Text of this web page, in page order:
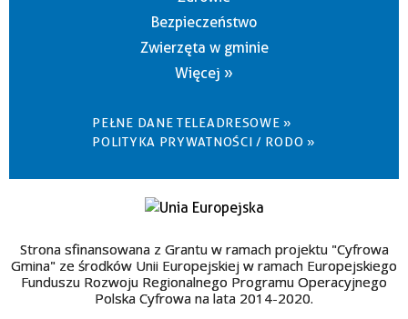
Bezpieczeństwo
Zwierzęta w gminie
Więcej »
PEŁNE DANE TELEADRESOWE »
POLITYKA PRYWATNOŚCI / RODO »
Strona sfinansowana z Grantu w ramach projektu "Cyfrowa
Gmina" ze środków Unii Europejskiej w ramach Europejskiego
Funduszu Rozwoju Regionalnego Programu Operacyjnego
Polska Cyfrowa na lata 2014-2020.